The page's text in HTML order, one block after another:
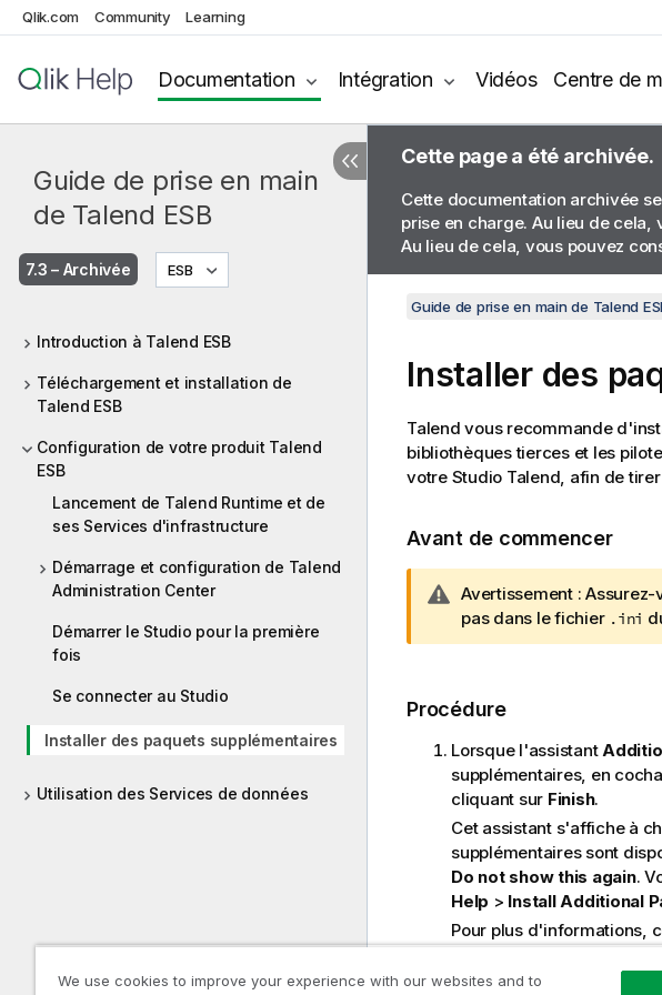
Qlik.com Community Learning
Documentation Intégration Vidéos Centre de
Guide de prise en main
de Talend ESB
7.3 – Archivée ESB
Introduction à Talend ESB
Téléchargement et installation de
Talend ESB
Configuration de votre produit Talend
ESB
Lancement de Talend Runtime et de
ses Services d'infrastructure
Démarrage et configuration de Talend
Administration Center
Démarrer le Studio pour la première
fois
Se connecter au Studio
Installer des paquets supplémentaires
Utilisation des Services de données
Cette page a été archivée.
Cette documentation archivée
prise en charge. Au lieu de
Au lieu de cela, vous pouvez
Guide de prise en main de Talend
Installer des
Talend vous recommande
bibliothèques tierces et les
votre Studio Talend, afin de
Avant de commencer
N
o
t
n
r
a
t
i
o
n
Avertissement : Assurez-
pas dans le fichier .ini
Procédure
Lorsque l'assistant
supplémentaires, en
cliquant sur Finish.
Cet assistant s'affiche à
supplémentaires sont
Do not show this again.
Help > Install Additional
Pour plus d'informations,
Dans la fenêtre
We use cookies to improve your experience with our websites and to